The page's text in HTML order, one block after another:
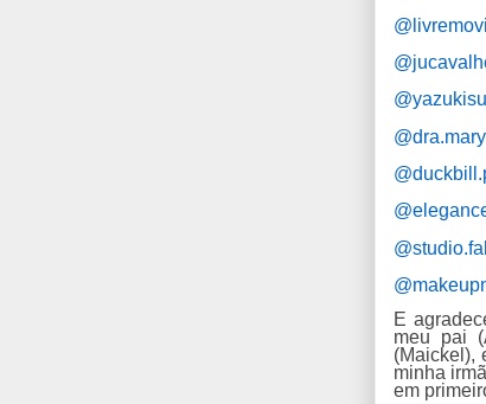
E
meu pai
(Maickel),
minha
em